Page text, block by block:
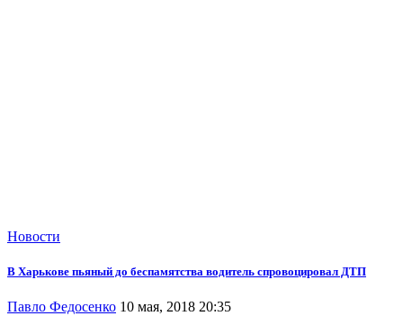
Новости
В Харькове пьяный до беспамятства водитель спровоцировал ДТП
Павло Федосенко 10 мая, 2018 20:35